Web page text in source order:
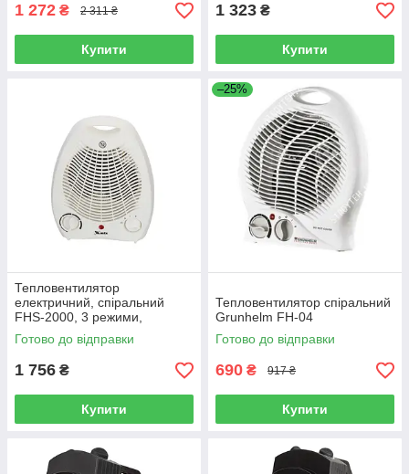
1 272 ₴ 2 311 ₴
Купити
1 323 ₴
Купити
Тепловентилятор
електричний, спіральний
FHS-2000, 3 режими,
нагрівання 1000/2000 Вт MTX
(964139)
Готово до відправки
1 756 ₴
Купити
–25%
Тепловентилятор спіральний
Grunhelm FH-04
Готово до відправки
690 ₴ 917 ₴
Купити